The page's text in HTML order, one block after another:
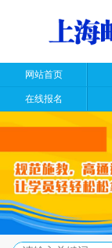
网站首页
在线报名